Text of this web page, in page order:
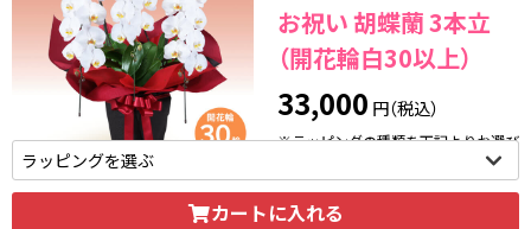
お祝い 胡蝶蘭 3本立
（開花輪白30以上）
33,000 円（税込）
※ラッピングの種類を下記よりお選び
カートに入れる